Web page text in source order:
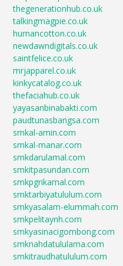
thegenerationhub.co.uk
talkingmagpie.co.uk
humancotton.co.uk
newdawndigitals.co.uk
saintfelice.co.uk
mrjapparel.co.uk
kinkycatalog.co.uk
thefaciahub.co.uk
yayasanbinabakti.com
paudtunasbangsa.com
smkal-amin.com
smkal-manar.com
smkdarulamal.com
smkitpasundan.com
smkpgrikamal.com
smktarbiyatululum.com
smkyasalam-elummah.com
smkpelitaynh.com
smkyasinacigombong.com
smknahdatululama.com
smkitraudhatululum.com